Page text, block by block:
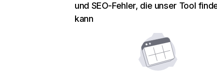
und SEO-Fehler, die unser Tool
kann